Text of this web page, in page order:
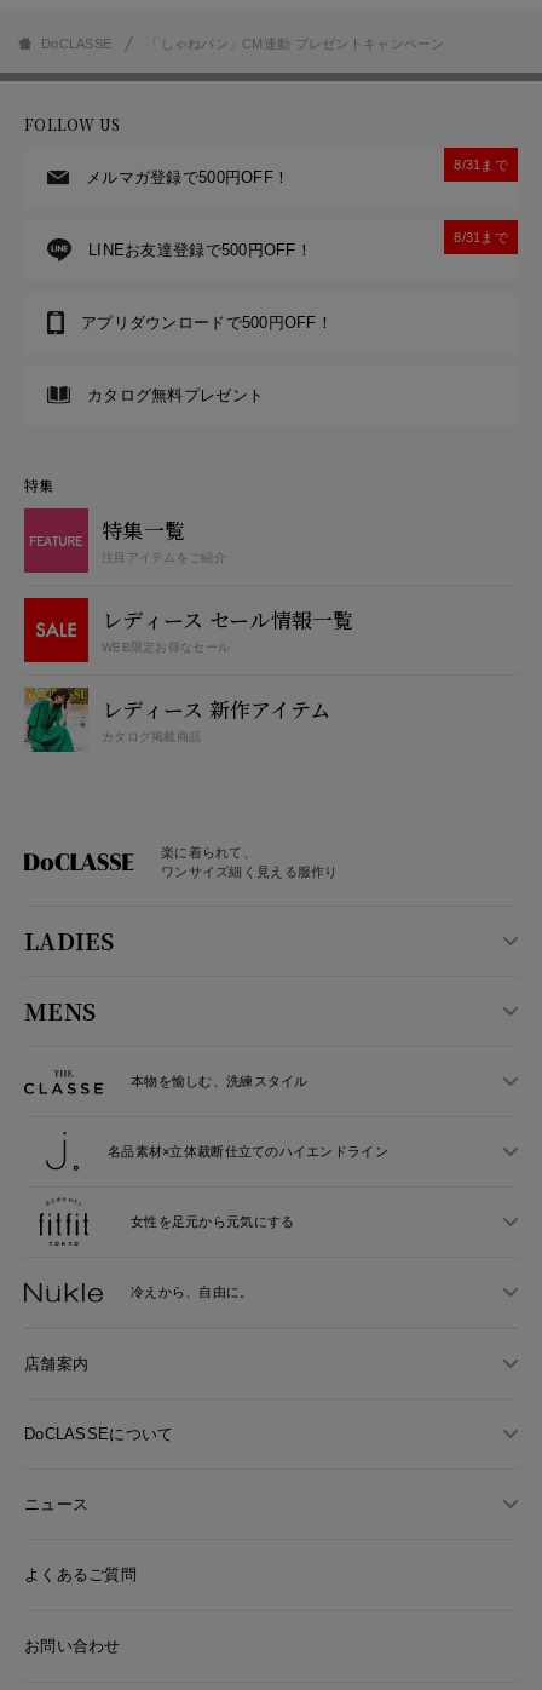
DoCLASSE 「しゃねパン」CM連動 プレゼントキャンペーン
FOLLOW US
メルマガ登録で500円OFF！
8/31まで
LINEお友達登録で500円OFF！
8/31まで
アプリダウンロードで500円OFF！
カタログ無料プレゼント
特集
特集一覧
注目アイテムをご紹介
レディース セール情報一覧
WEB限定お得なセール
レディース 新作アイテム
カタログ掲載商品
楽に着られて、
ワンサイズ細く見える服作り
LADIES
MENS
本物を愉しむ、洗練スタイル
名品素材×立体裁断仕立てのハイエンドライン
女性を足元から元気にする
冷えから、 自由に。
店舗案内
DoCLASSEについて
ニュース
よくあるご質問
お問い合わせ